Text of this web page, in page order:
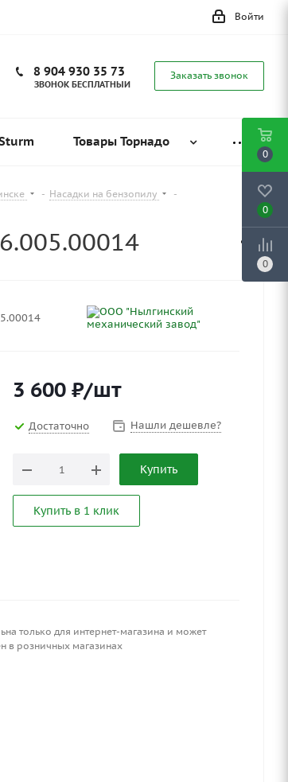
Войти
8 904 930 35 73
ЗВОНОК БЕСПЛАТНЫЙ
Заказать звонок
Товары Торнадо
- Насадки на бензопилу
-
3 600 ₽/шт
Достаточно Нашли дешевле?
Купить
Купить в 1 клик
только для интернет-магазина и может
в розничных магазинах
0
0
0